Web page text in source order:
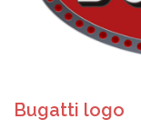
Bugatti logo